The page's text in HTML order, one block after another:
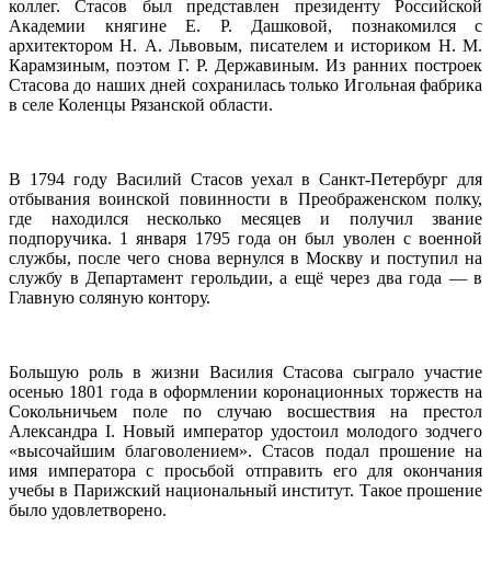
коллег. Стасов был представлен президенту Российской
Академии княгине Е. Р. Дашковой, познакомился с
архитектором Н. А. Львовым, писателем и историком Н. М.
Карамзиным, поэтом Г. Р. Державиным. Из ранних построек
Стасова до наших дней сохранилась только Игольная фабрика
в селе Коленцы Рязанской области.
В 1794 году Василий Стасов уехал в Санкт-Петербург для
отбывания воинской повинности в Преображенском полку,
где находился несколько месяцев и получил звание
подпоручика. 1 января 1795 года он был уволен с военной
службы, после чего снова вернулся в Москву и поступил на
службу в Департамент герольдии, а ещё через два года — в
Главную соляную контору.
Большую роль в жизни Василия Стасова сыграло участие
осенью 1801 года в оформлении коронационных торжеств на
Сокольничьем поле по случаю восшествия на престол
Александра I. Новый император удостоил молодого зодчего
«высочайшим благоволением». Стасов подал прошение на
имя императора с просьбой отправить его для окончания
учебы в Парижский национальный институт. Такое прошение
было удовлетворено.